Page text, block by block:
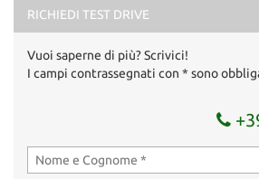
RICHIEDI TEST DRIVE
Vuoi saperne di più? Scrivici!
I campi contrassegnati con * sono